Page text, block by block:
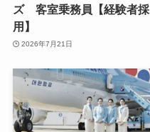
ズ 客室乗務員【経験者採
用】
2026年7月21日